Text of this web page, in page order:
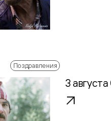
Поздравления
3